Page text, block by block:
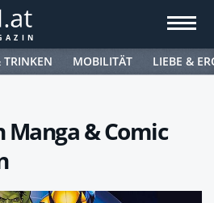
TRINKEN MOBILITÄT LIEBE &
Manga & Comic